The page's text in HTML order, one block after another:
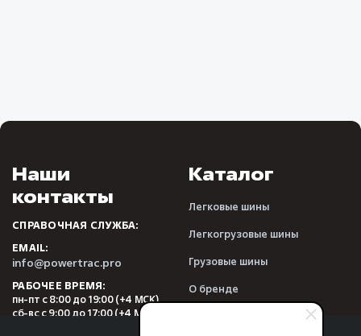
Наши
контакты
СПРАВОЧНАЯ СЛУЖБА:
EMAIL:
info@powertrac.pro
РАБОЧЕЕ ВРЕМЯ:
пн-пт с 8:00 до 19:00 (+4 МСК)
сб-вс с 9:00 до 17:00 (+4 МСК)
Каталог
Легковые шины
Легкогрузовые шины
Грузовые шины
О бренде